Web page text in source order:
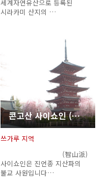
세계자연유산으로 등록된
시라카미 산지의 …
콘고산 사이쇼인 (金剛山 最勝院)
쓰가루 지역
(智山派)
사이쇼인은 진언종 지산파의
불교 사원입니다…